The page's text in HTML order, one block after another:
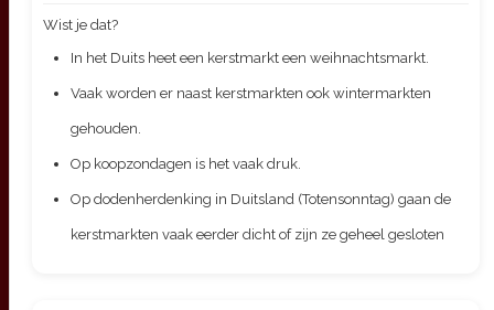
Wist je dat?
In het Duits heet een kerstmarkt een weihnachtsmarkt.
Vaak worden er naast kerstmarkten ook wintermarkten
gehouden.
Op koopzondagen is het vaak druk.
Op dodenherdenking in Duitsland (Totensonntag) gaan de
kerstmarkten vaak eerder dicht of zijn ze geheel gesloten